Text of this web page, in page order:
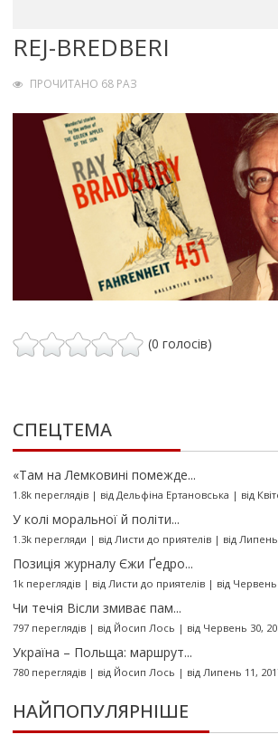
REJ-BREDBERI
ПРОЧИТАНО 68 РАЗ
(0 голосів)
СПЕЦТЕМА
«Там на Лемковині помежде...
1.8k переглядів| від Дельфіна Ертановська | від
У колі моральної й політи...
1.3k перегляди | від Листи до приятелів| від
Позиція журналу Єжи Ґедро...
1k переглядів| від Листи до приятелів| від
Чи течія Вісли змиває пам...
797 переглядів| від Йосип Лось | від Червень 30,
Україна – Польща: маршрут...
780 переглядів| від Йосип Лось | від Липень 11,
НАЙПОПУЛЯРНІШЕ